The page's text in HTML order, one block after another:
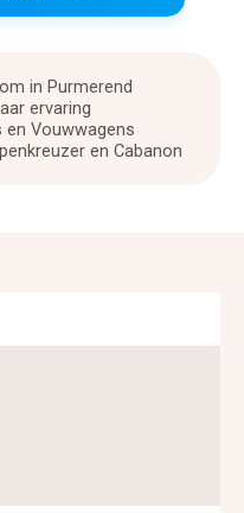
in Purmerend
ervaring
en Vouwwagens
en Cabanon